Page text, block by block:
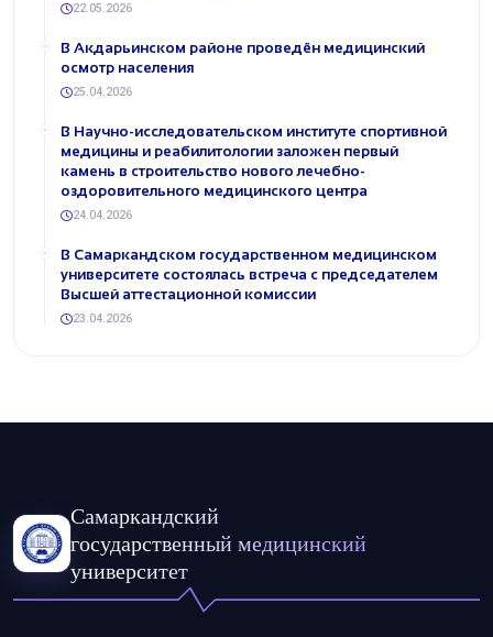
22.05.2026
В Акдарьинском районе проведён медицинский
осмотр населения
25.04.2026
В Научно-исследовательском институте спортивной
медицины и реабилитологии заложен первый
камень в строительство нового лечебно-
оздоровительного медицинского центра
24.04.2026
В Самаркандском государственном медицинском
университете состоялась встреча с председателем
Высшей аттестационной комиссии
23.04.2026
Самаркандский
государственный медицинский
университет